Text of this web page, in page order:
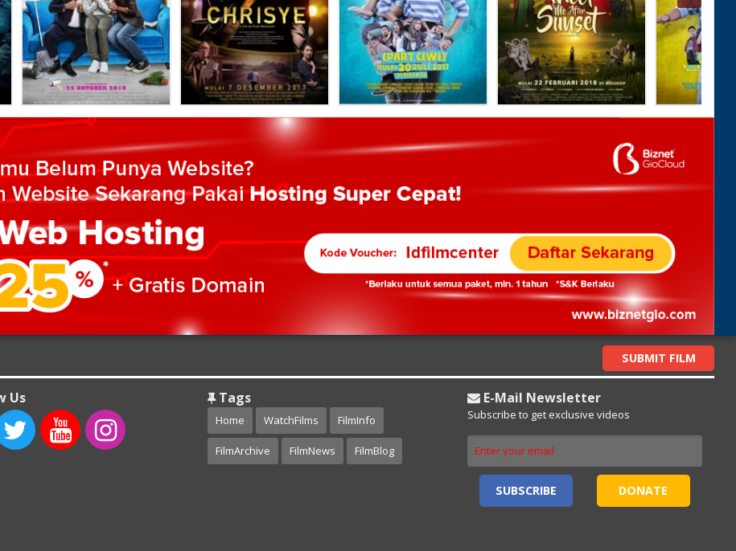
SUBMIT FILM
Us Tags
Home WatchFilms FilmInfo
FilmArchive FilmNews FilmBlog
E-Mail Newsletter
Subscribe to get exclusive videos
SUBSCRIBE DONATE